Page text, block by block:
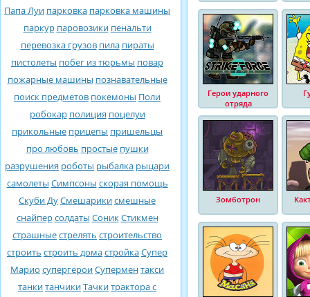
Папа Луи парковка парковка машины
паркур паровозики пенальти
перевозка грузов пила пираты
пистолеты побег из тюрьмы повар
пожарные машины познавательные
поиск предметов покемоны Поли
робокар полиция поцелуи
прикольные прицепы пришельцы
про любовь простые пушки
разрушения роботы рыбалка рыцари
самолеты Симпсоны скорая помощь
Скуби ДуСмешарикисмешные
снайперсолдаты СоникСтикмен
страшныестрелять строительство
строить строить домастройкаСупер
Марио супергероиСуперментакси
танкитанчикиТачкитрактора с
Герои ударного
отряда
Зомботрон